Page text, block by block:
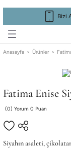
Bizi
Anasayfa Ürünler
Fatima Enise
(0) Yorum 0 Puan
Siyahın asaleti,